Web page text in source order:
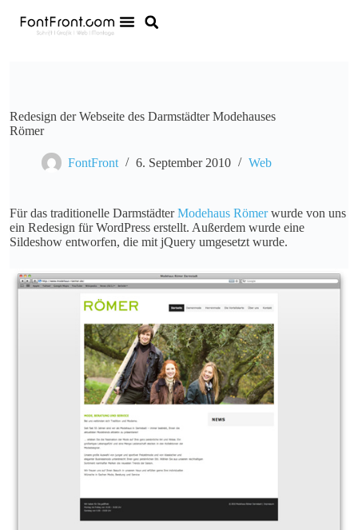
Redesign der Webseite des Darmstädter Modehauses
Römer
FontFront 6. September 2010 Web
Für das traditionelle DarmstädterModehaus Römerwurde von uns
ein Redesign für WordPress erstellt. Außerdem wurde eine
Sildeshow entworfen, die mit jQuery umgesetzt wurde.